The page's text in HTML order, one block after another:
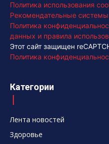
Политика использования
Рекомендательные системы
Политика
данных и правила
Этот сайт защищен
Политика
Категории
Лента новостей
Здоровье